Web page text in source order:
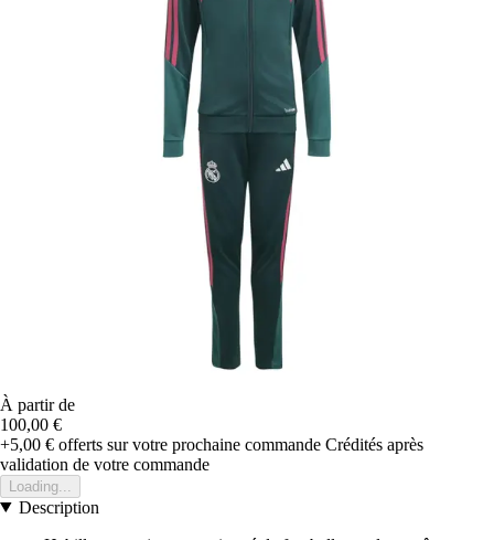
À partir de
100,00 €
+5,00 € offerts sur votre prochaine commande Crédités après
validation de votre commande
Loading...
Description